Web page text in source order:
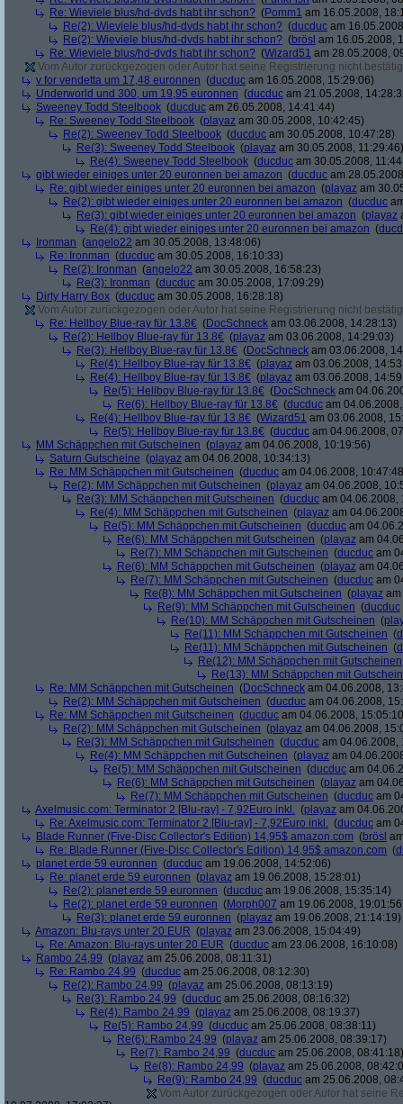
Re: Wieviele blus/hd-dvds habt ihr schon? (Pomm1 am 16.05.2008,
Re(2): Wieviele blus/hd-dvds habt ihr schon? (ducduc am
Re(2): Wieviele blus/hd-dvds habt ihr schon? (brösl am 16.05.2008,
Re: Wieviele blus/hd-dvds habt ihr schon? (Wizard51 am 28.05.2008,
Vom Autor zurückgezogen oder Autor hat seine Registrierung nicht
v for vendetta um 17,48 euronnen (ducduc am 16.05.2008, 15:29:06)
Underworld und 300, um 19,95 euronnen (ducduc am 21.05.2008,
Sweeney Todd Steelbook (ducduc am 26.05.2008, 14:41:44)
Re: Sweeney Todd Steelbook (playaz am 30.05.2008, 10:42:45)
Re(2): Sweeney Todd Steelbook (ducduc am 30.05.2008, 10:47:28)
Re(3): Sweeney Todd Steelbook (playaz am 30.05.2008, 11:29:46)
Re(4): Sweeney Todd Steelbook (ducduc am 30.05.2008,
gibt wieder einiges unter 20 euronnen bei amazon (ducduc am
Re: gibt wieder einiges unter 20 euronnen bei amazon (playaz am
Re(2): gibt wieder einiges unter 20 euronnen bei amazon (ducduc
Re(3): gibt wieder einiges unter 20 euronnen bei amazon (playaz
Re(4): gibt wieder einiges unter 20 euronnen bei amazon (
Ironman (angelo22 am 30.05.2008, 13:48:06)
Re: Ironman (ducduc am 30.05.2008, 16:10:33)
Re(2): Ironman (angelo22 am 30.05.2008, 16:58:23)
Re(3): Ironman (ducduc am 30.05.2008, 17:09:29)
Dirty Harry Box (ducduc am 30.05.2008, 16:28:18)
Vom Autor zurückgezogen oder Autor hat seine Registrierung nicht
Re: Hellboy Blue-ray für 13.8€ (DocSchneck am 03.06.2008, 14:28:13)
Re(2): Hellboy Blue-ray für 13.8€ (playaz am 03.06.2008, 14:29:03)
Re(3): Hellboy Blue-ray für 13.8€ (DocSchneck am 03.06.2008,
Re(4): Hellboy Blue-ray für 13.8€ (playaz am 03.06.2008,
Re(4): Hellboy Blue-ray für 13.8€ (playaz am 03.06.2008,
Re(5): Hellboy Blue-ray für 13.8€ (DocSchneck am
Re(6): Hellboy Blue-ray für 13.8€ (ducduc am
Re(4): Hellboy Blue-ray für 13.8€ (Wizard51 am 03.06.2008,
Re(5): Hellboy Blue-ray für 13.8€ (ducduc am 04.06.2008,
MM Schäppchen mit Gutscheinen (playaz am 04.06.2008, 10:19:56)
Saturn Gutscheine (playaz am 04.06.2008, 10:34:13)
Re: MM Schäppchen mit Gutscheinen (ducduc am 04.06.2008,
Re(2): MM Schäppchen mit Gutscheinen (playaz am 04.06.2008,
Re(3): MM Schäppchen mit Gutscheinen (ducduc am 04.06.2008,
Re(4): MM Schäppchen mit Gutscheinen (playaz am
Re(5): MM Schäppchen mit Gutscheinen (ducduc am
Re(6): MM Schäppchen mit Gutscheinen (playaz am
Re(7): MM Schäppchen mit Gutscheinen (ducduc am
Re(6): MM Schäppchen mit Gutscheinen (playaz am
Re(7): MM Schäppchen mit Gutscheinen (ducduc am
Re(8): MM Schäppchen mit Gutscheinen (playaz
Re(9): MM Schäppchen mit Gutscheinen (ducduc
Re(10): MM Schäppchen mit Gutscheinen (
Re(11): MM Schäppchen mit Gutscheinen (
Re(11): MM Schäppchen mit Gutscheinen (
Re(12): MM Schäppchen mit Gutscheinen
Re(13): MM Schäppchen mit
Re: MM Schäppchen mit Gutscheinen (DocSchneck am 04.06.2008,
Re(2): MM Schäppchen mit Gutscheinen (ducduc am 04.06.2008,
Re: MM Schäppchen mit Gutscheinen (ducduc am 04.06.2008,
Re(2): MM Schäppchen mit Gutscheinen (playaz am 04.06.2008,
Re(3): MM Schäppchen mit Gutscheinen (ducduc am 04.06.2008,
Re(4): MM Schäppchen mit Gutscheinen (playaz am
Re(5): MM Schäppchen mit Gutscheinen (ducduc am
Re(6): MM Schäppchen mit Gutscheinen (playaz am
Re(7): MM Schäppchen mit Gutscheinen (ducduc am
Axelmusic.com: Terminator 2 [Blu-ray] - 7,92Euro inkl. (playaz am
Re: Axelmusic.com: Terminator 2 [Blu-ray] - 7,92Euro inkl. (ducduc am
Blade Runner (Five-Disc Collector's Edition) 14,95$ amazon.com (brösl
Re: Blade Runner (Five-Disc Collector's Edition) 14,95$ amazon.com (
planet erde 59 euronnen (ducduc am 19.06.2008, 14:52:06)
Re: planet erde 59 euronnen (playaz am 19.06.2008, 15:28:01)
Re(2): planet erde 59 euronnen (ducduc am 19.06.2008, 15:35:14)
Re(2): planet erde 59 euronnen (Morph007 am 19.06.2008,
Re(3): planet erde 59 euronnen (playaz am 19.06.2008, 21:14:19)
Amazon: Blu-rays unter 20 EUR (playaz am 23.06.2008, 15:04:49)
Re: Amazon: Blu-rays unter 20 EUR (ducduc am 23.06.2008, 16:10:08)
Rambo 24,99 (playaz am 25.06.2008, 08:11:31)
Re: Rambo 24,99 (ducduc am 25.06.2008, 08:12:30)
Re(2): Rambo 24,99 (playaz am 25.06.2008, 08:13:19)
Re(3): Rambo 24,99 (ducduc am 25.06.2008, 08:16:32)
Re(4): Rambo 24,99 (playaz am 25.06.2008, 08:19:37)
Re(5): Rambo 24,99 (ducduc am 25.06.2008, 08:38:11)
Re(6): Rambo 24,99 (playaz am 25.06.2008, 08:39:17)
Re(7): Rambo 24,99 (ducduc am 25.06.2008, 08:41:18)
Re(8): Rambo 24,99 (playaz am 25.06.2008,
Re(9): Rambo 24,99 (ducduc am 25.06.2008,
Vom Autor zurückgezogen oder Autor hat seine